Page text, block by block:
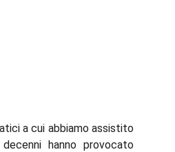
a cui abbiamo assistito
hanno provocato